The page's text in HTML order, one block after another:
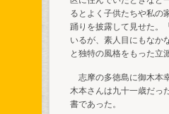
るとよく子供たちや私の
踊りを披露して見せた。
いるが、素人目にもなか
と独特の風格をもった立
志摩の多徳島に御木本
木本さんは九十一歳だっ
書であった。